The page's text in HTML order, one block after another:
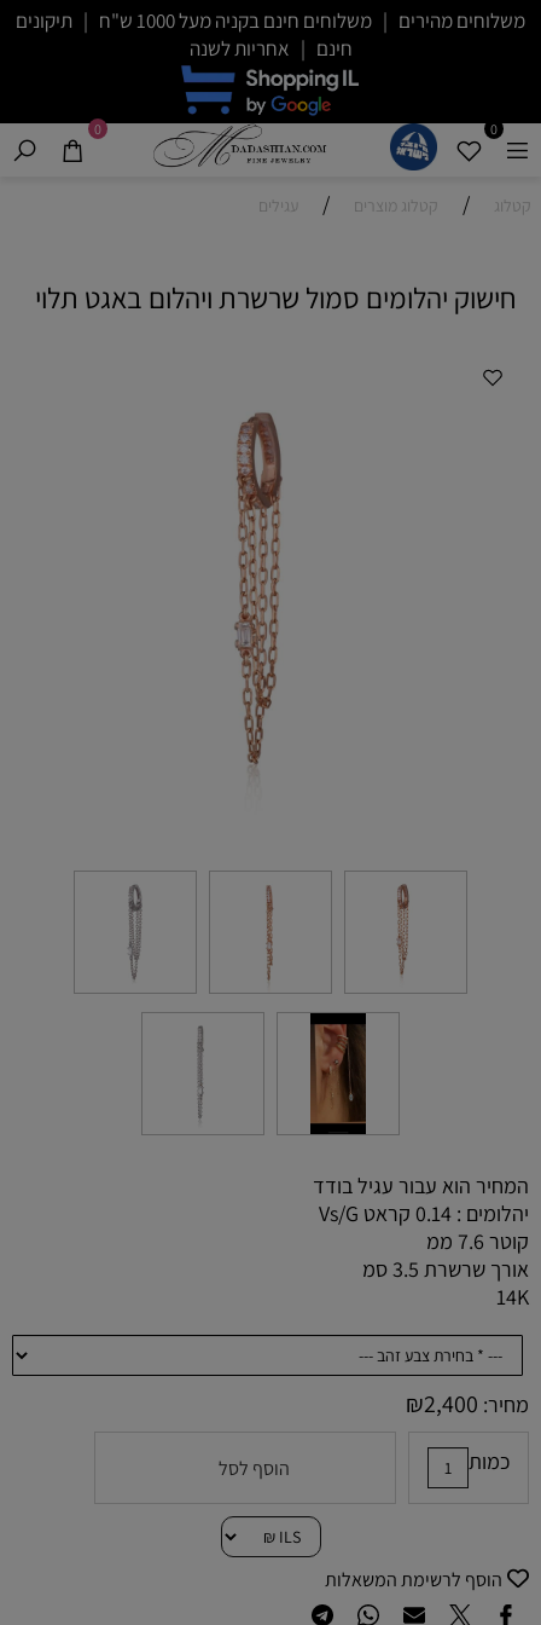
משלוחים מהירים | משלוחים חינם בקניה מעל 1000 ש"ח | תיקונים
חינם | אחריות לשנה
0
0
קטלוג / קטלוג מוצרים / עגילים
חישוק יהלומים סמול שרשרת ויהלום באגט תלוי
המחיר הוא עבור עגיל בודד
יהלומים : 0.14 קראט Vs/G
קוטר 7.6 ממ
אורך שרשרת 3.5 סמ
14K
מחיר: ₪2,400
כמות הוסף לסל
הוסף לרשימת המשאלות